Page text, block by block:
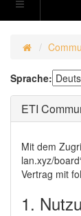
Sprache:
ETI
Mit dem
lan.xyz/
Vertrag mit
1.